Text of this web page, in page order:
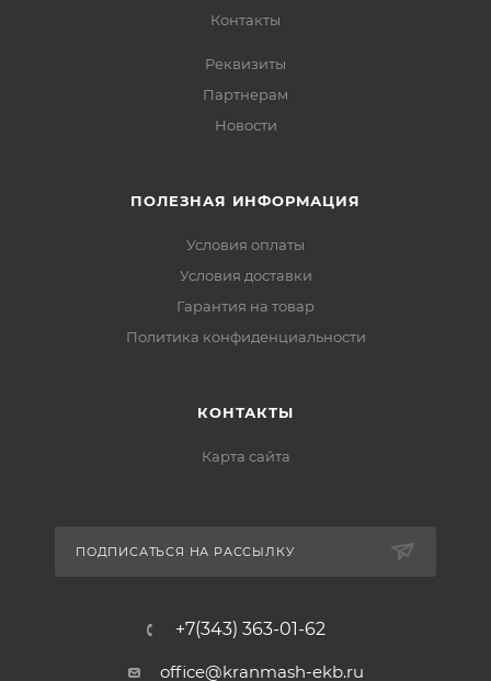
Контакты
Реквизиты
Партнерам
Новости
ПОЛЕЗНАЯ ИНФОРМАЦИЯ
Условия оплаты
Условия доставки
Гарантия на товар
Политика конфиденциальности
КОНТАКТЫ
Карта сайта
ПОДПИСАТЬСЯ НА РАССЫЛКУ
+7(343) 363-01-62
office@kranmash-ekb.ru